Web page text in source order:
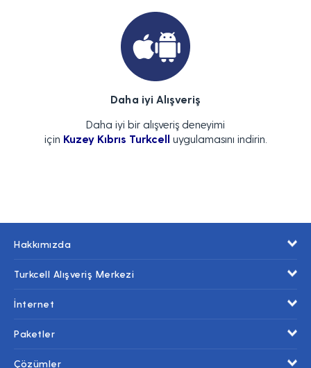
Daha iyi Alışveriş
Daha iyi bir alışveriş deneyimi
için Kuzey Kıbrıs Turkcell uygulamasını indirin.
Hakkımızda
Turkcell Alışveriş Merkezi
İnternet
Paketler
Çözümler